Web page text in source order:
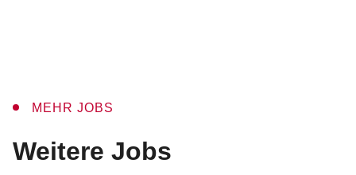
MEHR JOBS
:
Weitere Jobs